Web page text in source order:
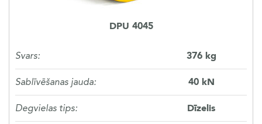
DPU 4045
Svars: 376 kg
Sablīvēšanas jauda: 40 kN
Degvielas tips: Dīzelis